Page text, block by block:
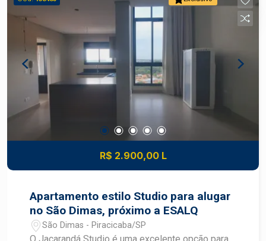
R$ 2.900,00 L
Apartamento estilo Studio para alugar
no São Dimas, próximo a ESALQ
São Dimas - Piracicaba/SP